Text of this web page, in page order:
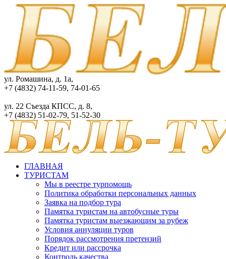
ул. Ромашина, д. 1а,
+7 (4832) 74-11-59, 74-01-65
ул. 22 Съезда КПСС, д. 8,
+7 (4832) 51-02-79, 51-52-30
ГЛАВНАЯ
ТУРИСТАМ
Мы в реестре турпомощь
Политика обработки персональных данных
Заявка на подбор тура
Памятка туристам на автобусные туры
Памятка туристам выезжающим за рубеж
Условия аннуляции туров
Порядок рассмотрения претензий
Кредит или рассрочка
Контроль качества